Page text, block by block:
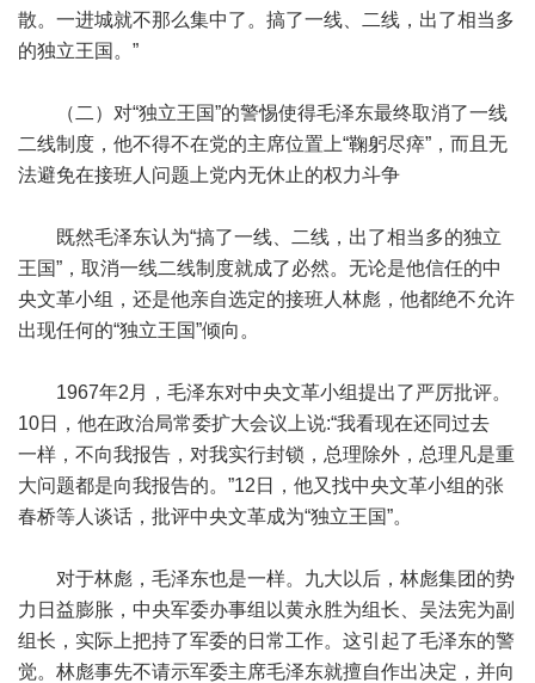
散。一进城就不那么集中了。搞了一线、二线，出了相当多
的独立王国。”
（二）对“独立王国”的警惕使得毛泽东最终取消了一线
二线制度，他不得不在党的主席位置上“鞠躬尽瘁”，而且无
法避免在接班人问题上党内无休止的权力斗争
既然毛泽东认为“搞了一线、二线，出了相当多的独立
王国”，取消一线二线制度就成了必然。无论是他信任的中
央文革小组，还是他亲自选定的接班人林彪，他都绝不允许
出现任何的“独立王国”倾向。
1967年2月，毛泽东对中央文革小组提出了严厉批评。
10日，他在政治局常委扩大会议上说:“我看现在还同过去
一样，不向我报告，对我实行封锁，总理除外，总理凡是重
大问题都是向我报告的。”12日，他又找中央文革小组的张
春桥等人谈话，批评中央文革成为“独立王国”。
对于林彪，毛泽东也是一样。九大以后，林彪集团的势
力日益膨胀，中央军委办事组以黄永胜为组长、吴法宪为副
组长，实际上把持了军委的日常工作。这引起了毛泽东的警
觉。林彪事先不请示军委主席毛泽东就擅自作出决定，并向